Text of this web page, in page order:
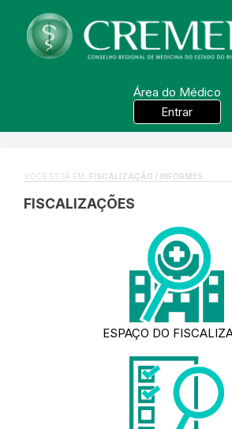
Área do Médico
Entrar
VOCÊ ESTÁ EM: FISCALIZAÇÃO / INFORMES
FISCALIZAÇÕES
ESPAÇO DO